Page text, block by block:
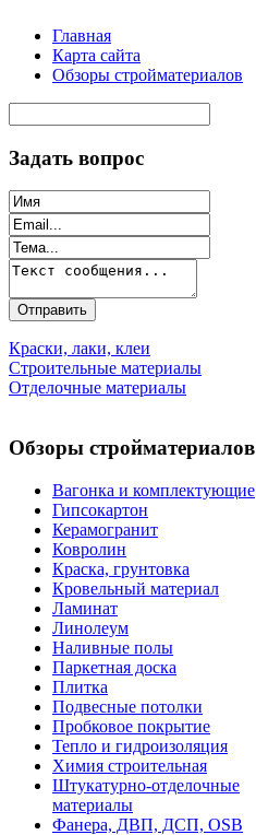
Главная
Карта сайта
Обзоры стройматериалов
Задать вопрос
Краски, лаки, клеи
Строительные материалы
Отделочные материалы
Обзоры стройматериалов
Вагонка и комплектующие
Гипсокартон
Керамогранит
Ковролин
Краска, грунтовка
Кровельный материал
Ламинат
Линолеум
Наливные полы
Паркетная доска
Плитка
Подвесные потолки
Пробковое покрытие
Тепло и гидроизоляция
Химия строительная
Штукатурно-отделочные
материалы
Фанера, ДВП, ДСП, OSB